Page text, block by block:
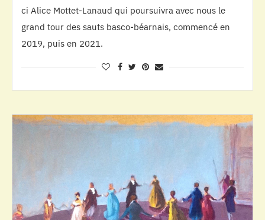
ci Alice Mottet-Lanaud qui poursuivra avec nous le
grand tour des sauts basco-béarnais, commencé en
2019, puis en 2021.